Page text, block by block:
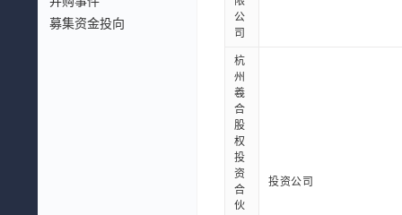
募集资金投向
公
司
杭
州
羲
合
股
权
投
资
合
伙
投资公司